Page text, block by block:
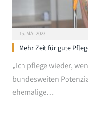
15. MAI 2023
Mehr Zeit für gute
„Ich pflege wieder,
bundesweiten
ehemalige…